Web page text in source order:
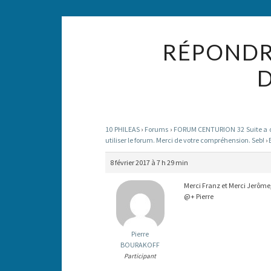
10 PHILEAS › Forums › FORUM CENTURION 32
utiliser le forum. Merci de votre compréhension. Seb! ›
8 février 2017 à 7 h 29 min
Pierre
BOURAKOFF
Participant
Merci Franz et Merci
@+ Pierre